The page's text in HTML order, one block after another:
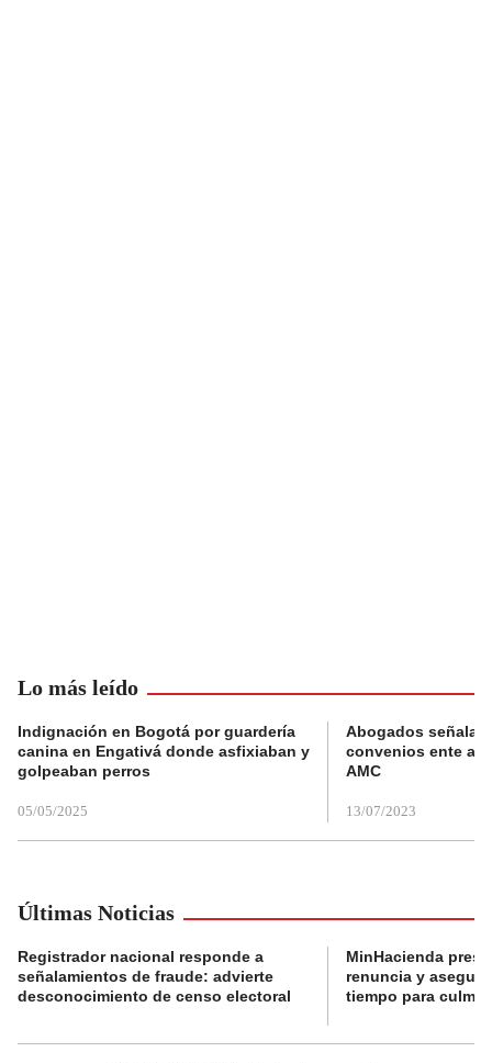
Lo más leído
Indignación en Bogotá por guardería
canina en Engativá donde asfixiaban y
golpeaban perros
05/05/2025
Abogados
convenios ente
AMC
13/07/2023
Últimas Noticias
Registrador nacional responde a
señalamientos de fraude: advierte
desconocimiento de censo electoral
MinHacienda
renuncia y
tiempo para